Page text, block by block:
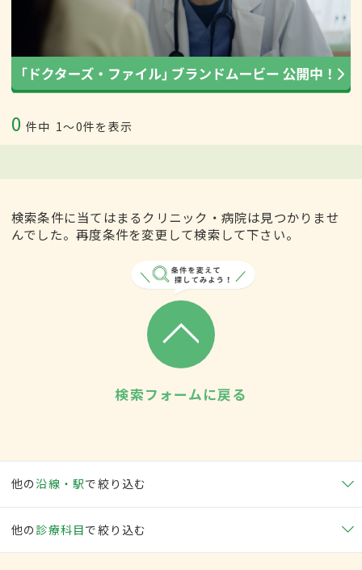
0 件中 1〜0件を表示
検索条件に当てはまるクリニック・病院は見つかりませ
んでした。再度条件を変更して検索して下さい。
検索フォームに戻る
他の沿線・駅で絞り込む
他の 診療科目で絞り込む